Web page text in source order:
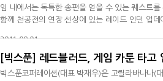
임 내에서는 독특한 송편을 얻을 수 있는 퀘스트
함께 천공전의 연장 선상에 있는 레이드 인던 업
2011-09-01
[빅스푼] 레드블러드, 게임 카툰 타고
빅스푼코퍼레이션(대표 박재우)은 고릴라바나나